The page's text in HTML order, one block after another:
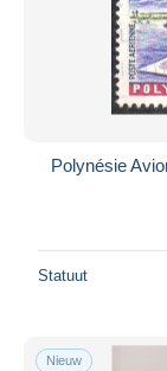
Polynésie
Statuut
Nieuw